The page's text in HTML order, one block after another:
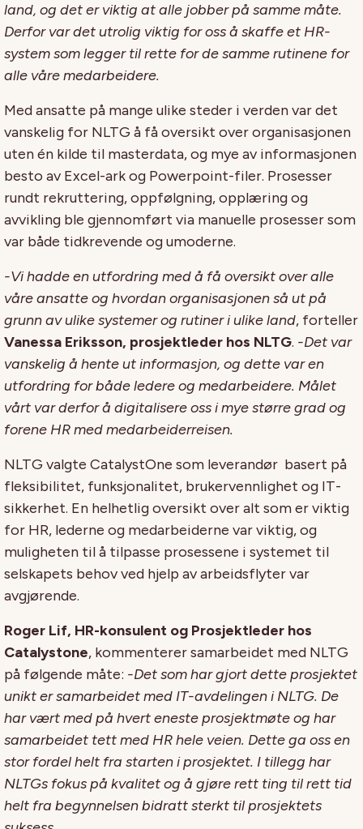
land, og det er viktig at alle jobber på samme måte.
Derfor var det utrolig viktig for oss å skaffe et HR-
system som legger til rette for de samme rutinene for
alle våre medarbeidere.
Med ansatte på mange ulike steder i verden var det
vanskelig for NLTG å få oversikt over organisasjonen
uten én kilde til masterdata, og mye av informasjonen
besto av Excel-ark og Powerpoint-filer. Prosesser
rundt rekruttering, oppfølgning, opplæring og
avvikling ble gjennomført via manuelle prosesser som
var både tidkrevende og umoderne.
-Vi hadde en utfordring med å få oversikt over alle
våre ansatte og hvordan organisasjonen så ut på
grunn av ulike systemer og rutiner i ulike land, forteller
Vanessa Eriksson, prosjektleder hos NLTG. -Det var
vanskelig å hente ut informasjon, og dette var en
utfordring for både ledere og medarbeidere. Målet
vårt var derfor å digitalisere oss i mye større grad og
forene HR med medarbeiderreisen.
NLTG valgte CatalystOne som leverandør basert på
fleksibilitet, funksjonalitet, brukervennlighet og IT-
sikkerhet. En helhetlig oversikt over alt som er viktig
for HR, lederne og medarbeiderne var viktig, og
muligheten til å tilpasse prosessene i systemet til
selskapets behov ved hjelp av arbeidsflyter var
avgjørende.
Roger Lif, HR-konsulent og Prosjektleder hos
Catalystone, kommenterer samarbeidet med NLTG
på følgende måte: -Det som har gjort dette prosjektet
unikt er samarbeidet med IT-avdelingen i NLTG. De
har vært med på hvert eneste prosjektmøte og har
samarbeidet tett med HR hele veien. Dette ga oss en
stor fordel helt fra starten i prosjektet. I tillegg har
NLTGs fokus på kvalitet og å gjøre rett ting til rett tid
helt fra begynnelsen bidratt sterkt til prosjektets